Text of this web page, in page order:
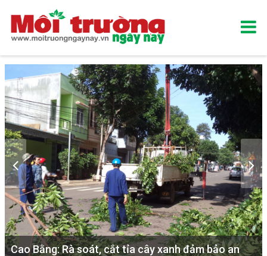
Cao Bằng: Rà soát, cắt tỉa cây xanh đảm bảo an